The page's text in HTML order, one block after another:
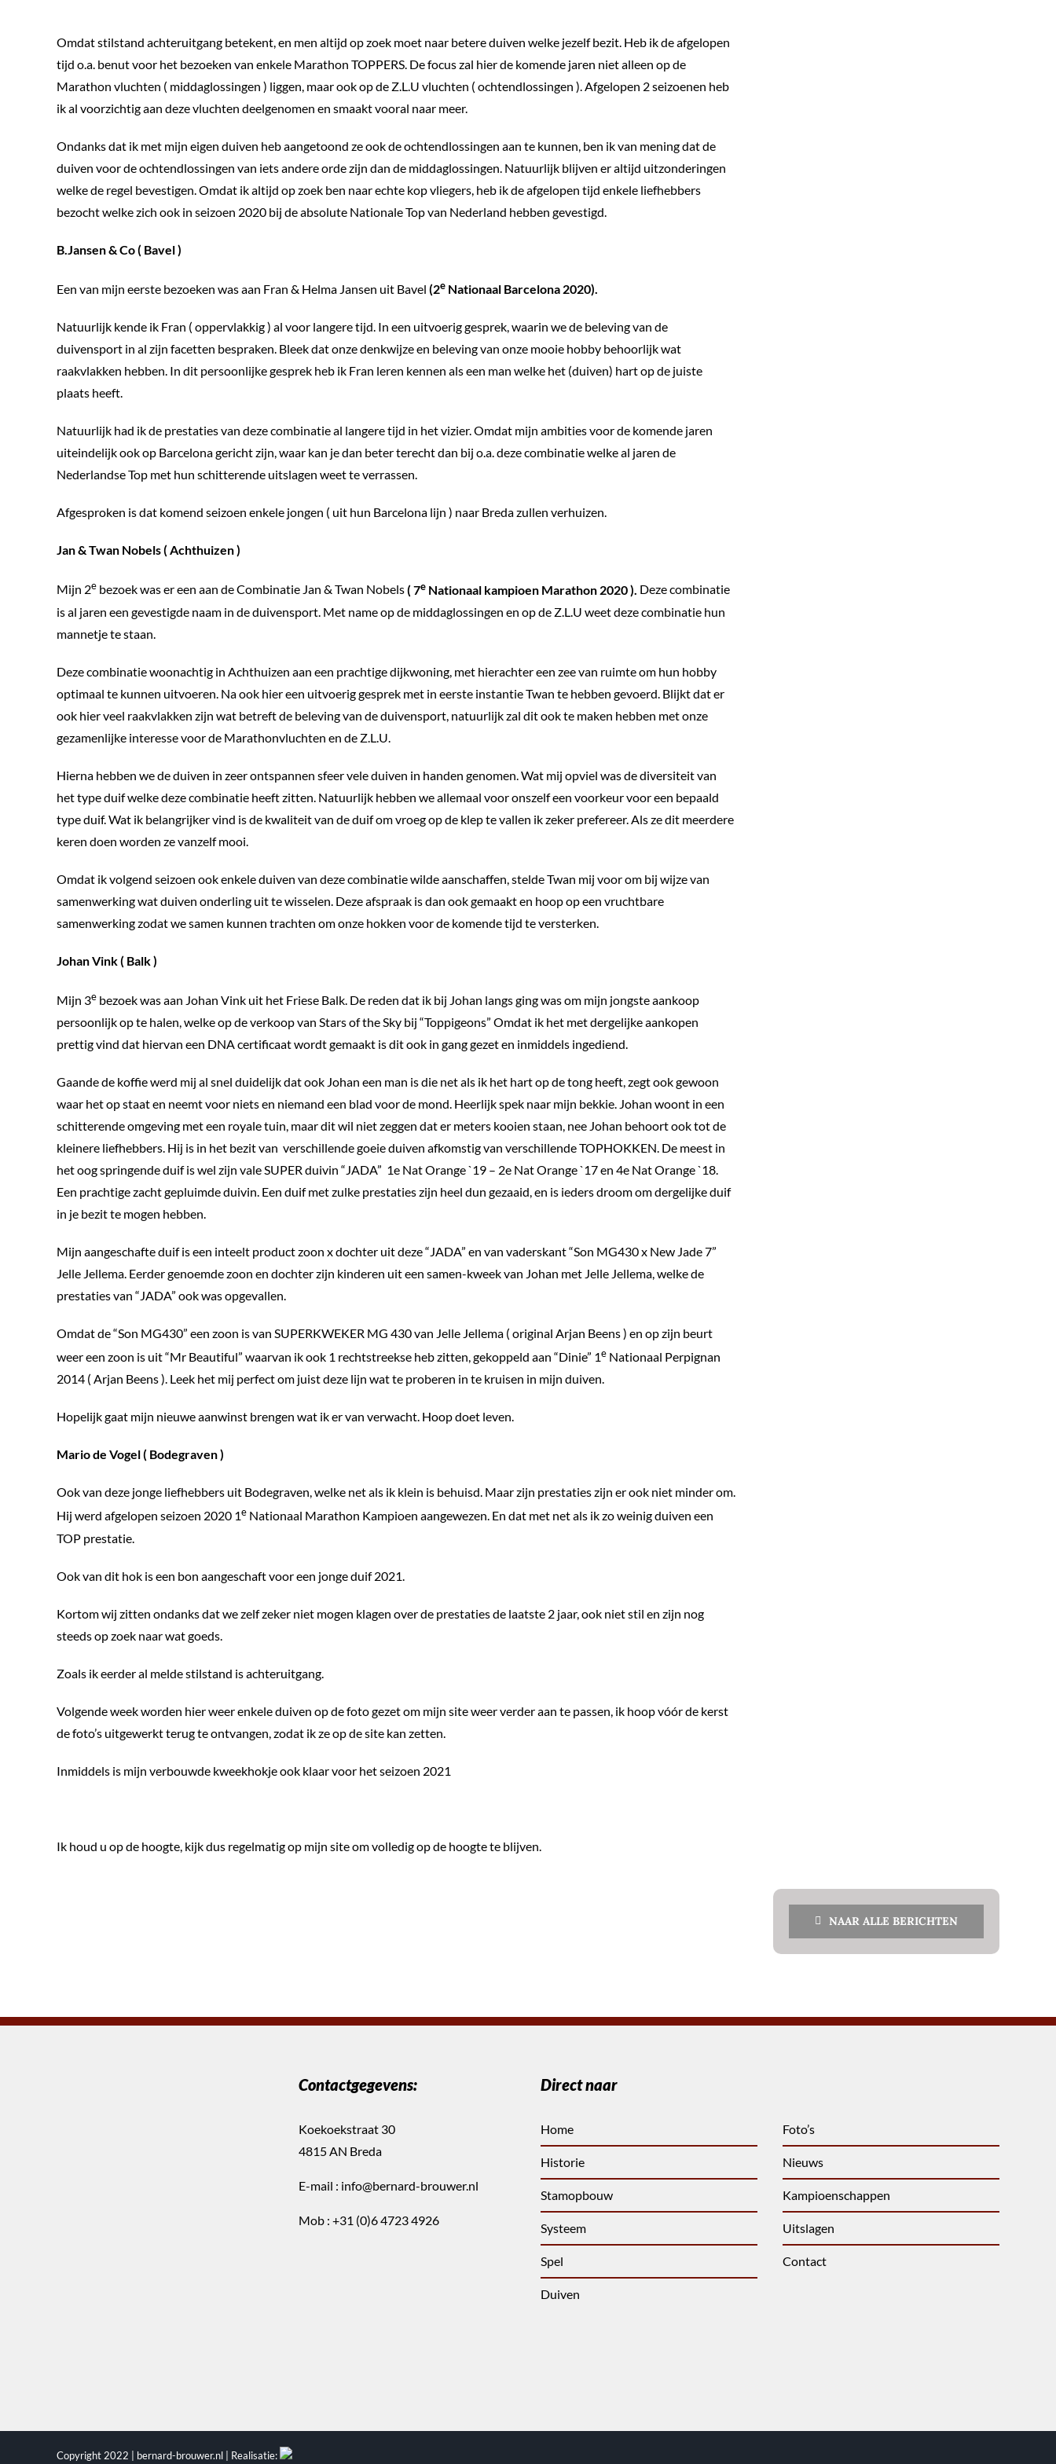
Omdat stilstand achteruitgang betekent, en men altijd op zoek moet naar betere duiven welke jezelf bezit. Heb ik de afgelopen
tijd o.a. benut voor het bezoeken van enkele Marathon TOPPERS. De focus zal hier de komende jaren niet alleen op de
Marathon vluchten ( middaglossingen ) liggen, maar ook op de Z.L.U vluchten ( ochtendlossingen ). Afgelopen 2 seizoenen heb
ik al voorzichtig aan deze vluchten deelgenomen en smaakt vooral naar meer.
Ondanks dat ik met mijn eigen duiven heb aangetoond ze ook de ochtendlossingen aan te kunnen, ben ik van mening dat de
duiven voor de ochtendlossingen van iets andere orde zijn dan de middaglossingen. Natuurlijk blijven er altijd uitzonderingen
welke de regel bevestigen. Omdat ik altijd op zoek ben naar echte kop vliegers, heb ik de afgelopen tijd enkele liefhebbers
bezocht welke zich ook in seizoen 2020 bij de absolute Nationale Top van Nederland hebben gevestigd.
B.Jansen & Co ( Bavel )
Een van mijn eerste bezoeken was aan Fran & Helma Jansen uit Bavel (2e Nationaal Barcelona 2020).
Natuurlijk kende ik Fran ( oppervlakkig ) al voor langere tijd. In een uitvoerig gesprek, waarin we de beleving van de
duivensport in al zijn facetten bespraken. Bleek dat onze denkwijze en beleving van onze mooie hobby behoorlijk wat
raakvlakken hebben. In dit persoonlijke gesprek heb ik Fran leren kennen als een man welke het (duiven) hart op de juiste
plaats heeft.
Natuurlijk had ik de prestaties van deze combinatie al langere tijd in het vizier. Omdat mijn ambities voor de komende jaren
uiteindelijk ook op Barcelona gericht zijn, waar kan je dan beter terecht dan bij o.a. deze combinatie welke al jaren de
Nederlandse Top met hun schitterende uitslagen weet te verrassen.
Afgesproken is dat komend seizoen enkele jongen ( uit hun Barcelona lijn ) naar Breda zullen verhuizen.
Jan & Twan Nobels ( Achthuizen )
Mijn 2e bezoek was er een aan de Combinatie Jan & Twan Nobels( 7e Nationaal kampioen Marathon 2020 ). Deze combinatie
is al jaren een gevestigde naam in de duivensport. Met name op de middaglossingen en op de Z.L.U weet deze combinatie hun
mannetje te staan.
Deze combinatie woonachtig in Achthuizen aan een prachtige dijkwoning, met hierachter een zee van ruimte om hun hobby
optimaal te kunnen uitvoeren. Na ook hier een uitvoerig gesprek met in eerste instantie Twan te hebben gevoerd. Blijkt dat er
ook hier veel raakvlakken zijn wat betreft de beleving van de duivensport, natuurlijk zal dit ook te maken hebben met onze
gezamenlijke interesse voor de Marathonvluchten en de Z.L.U.
Hierna hebben we de duiven in zeer ontspannen sfeer vele duiven in handen genomen. Wat mij opviel was de diversiteit van
het type duif welke deze combinatie heeft zitten. Natuurlijk hebben we allemaal voor onszelf een voorkeur voor een bepaald
type duif. Wat ik belangrijker vind is de kwaliteit van de duif om vroeg op de klep te vallen ik zeker prefereer. Als ze dit meerdere
keren doen worden ze vanzelf mooi.
Omdat ik volgend seizoen ook enkele duiven van deze combinatie wilde aanschaffen, stelde Twan mij voor om bij wijze van
samenwerking wat duiven onderling uit te wisselen. Deze afspraak is dan ook gemaakt en hoop op een vruchtbare
samenwerking zodat we samen kunnen trachten om onze hokken voor de komende tijd te versterken.
Johan Vink ( Balk )
Mijn 3e bezoek was aan Johan Vink uit het Friese Balk. De reden dat ik bij Johan langs ging was om mijn jongste aankoop
persoonlijk op te halen, welke op de verkoop van Stars of the Sky bij “Toppigeons” Omdat ik het met dergelijke aankopen
prettig vind dat hiervan een DNA certificaat wordt gemaakt is dit ook in gang gezet en inmiddels ingediend.
Gaande de koffie werd mij al snel duidelijk dat ook Johan een man is die net als ik het hart op de tong heeft, zegt ook gewoon
waar het op staat en neemt voor niets en niemand een blad voor de mond. Heerlijk spek naar mijn bekkie. Johan woont in een
schitterende omgeving met een royale tuin, maar dit wil niet zeggen dat er meters kooien staan, nee Johan behoort ook tot de
kleinere liefhebbers. Hij is in het bezit van verschillende goeie duiven afkomstig van verschillende TOPHOKKEN. De meest in
het oog springende duif is wel zijn vale SUPER duivin “JADA” 1e Nat Orange `19 – 2e Nat Orange `17 en 4e Nat Orange `18.
Een prachtige zacht gepluimde duivin. Een duif met zulke prestaties zijn heel dun gezaaid, en is ieders droom om dergelijke duif
in je bezit te mogen hebben.
Mijn aangeschafte duif is een inteelt product zoon x dochter uit deze “JADA” en van vaderskant “Son MG430 x New Jade 7”
Jelle Jellema. Eerder genoemde zoon en dochter zijn kinderen uit een samen-kweek van Johan met Jelle Jellema, welke de
prestaties van “JADA” ook was opgevallen.
Omdat de “Son MG430” een zoon is van SUPERKWEKER MG 430 van Jelle Jellema ( original Arjan Beens ) en op zijn beurt
weer een zoon is uit “Mr Beautiful” waarvan ik ook 1 rechtstreekse heb zitten, gekoppeld aan “Dinie” 1e Nationaal Perpignan
2014 ( Arjan Beens ). Leek het mij perfect om juist deze lijn wat te proberen in te kruisen in mijn duiven.
Hopelijk gaat mijn nieuwe aanwinst brengen wat ik er van verwacht. Hoop doet leven.
Mario de Vogel ( Bodegraven )
Ook van deze jonge liefhebbers uit Bodegraven, welke net als ik klein is behuisd. Maar zijn prestaties zijn er ook niet minder om.
Hij werd afgelopen seizoen 2020 1e Nationaal Marathon Kampioen aangewezen. En dat met net als ik zo weinig duiven een
TOP prestatie.
Ook van dit hok is een bon aangeschaft voor een jonge duif 2021.
Kortom wij zitten ondanks dat we zelf zeker niet mogen klagen over de prestaties de laatste 2 jaar, ook niet stil en zijn nog
steeds op zoek naar wat goeds.
Zoals ik eerder al melde stilstand is achteruitgang.
Volgende week worden hier weer enkele duiven op de foto gezet om mijn site weer verder aan te passen, ik hoop vóór de kerst
de foto’s uitgewerkt terug te ontvangen, zodat ik ze op de site kan zetten.
Inmiddels is mijn verbouwde kweekhokje ook klaar voor het seizoen 2021
Ik houd u op de hoogte, kijk dus regelmatig op mijn site om volledig op de hoogte te blijven.
NAAR ALLE BERICHTEN
Contactgegevens:
Koekoekstraat 30
4815 AN Breda
E-mail : info@bernard-brouwer.nl
Mob : +31 (0)6 4723 4926
Direct naar
Home
Historie
Stamopbouw
Systeem
Spel
Duiven
Foto’s
Nieuws
Kampioenschappen
Uitslagen
Contact
Copyright 2022 | bernard-brouwer.nl | Realisatie: